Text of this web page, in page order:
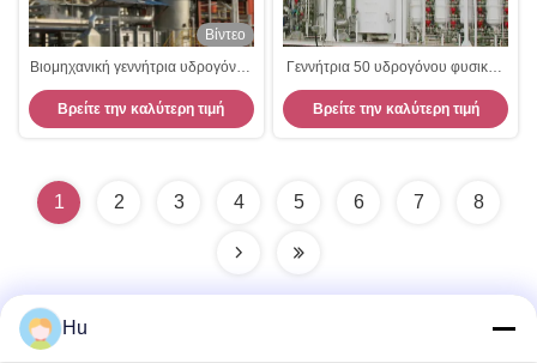
Βίντεο
Βιομηχανική γεννήτρια υδρογόνου
μέσης κλίμακας από SMR 600
Nm3/H - 3000 Nm3/H
Βρείτε την καλύτερη τιμή
Γεννήτρια 50 υδρογόνου φυσικού
αερίου παραγωγή Nm3/h από το
συμπαγές ίχνος SMR
Βρείτε την καλύτερη τιμή
1 2 3 4 5 6 7 8
Hu